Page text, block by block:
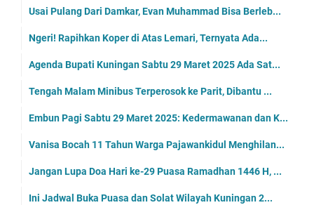
Usai Pulang Dari Damkar, Evan Muhammad Bisa Berleb...
Ngeri! Rapihkan Koper di Atas Lemari, Ternyata Ada...
Agenda Bupati Kuningan Sabtu 29 Maret 2025 Ada Sat...
Tengah Malam Minibus Terperosok ke Parit, Dibantu ...
Embun Pagi Sabtu 29 Maret 2025: Kedermawanan dan K...
Vanisa Bocah 11 Tahun Warga Pajawankidul Menghilan...
Jangan Lupa Doa Hari ke-29 Puasa Ramadhan 1446 H, ...
Ini Jadwal Buka Puasa dan Solat Wilayah Kuningan 2...